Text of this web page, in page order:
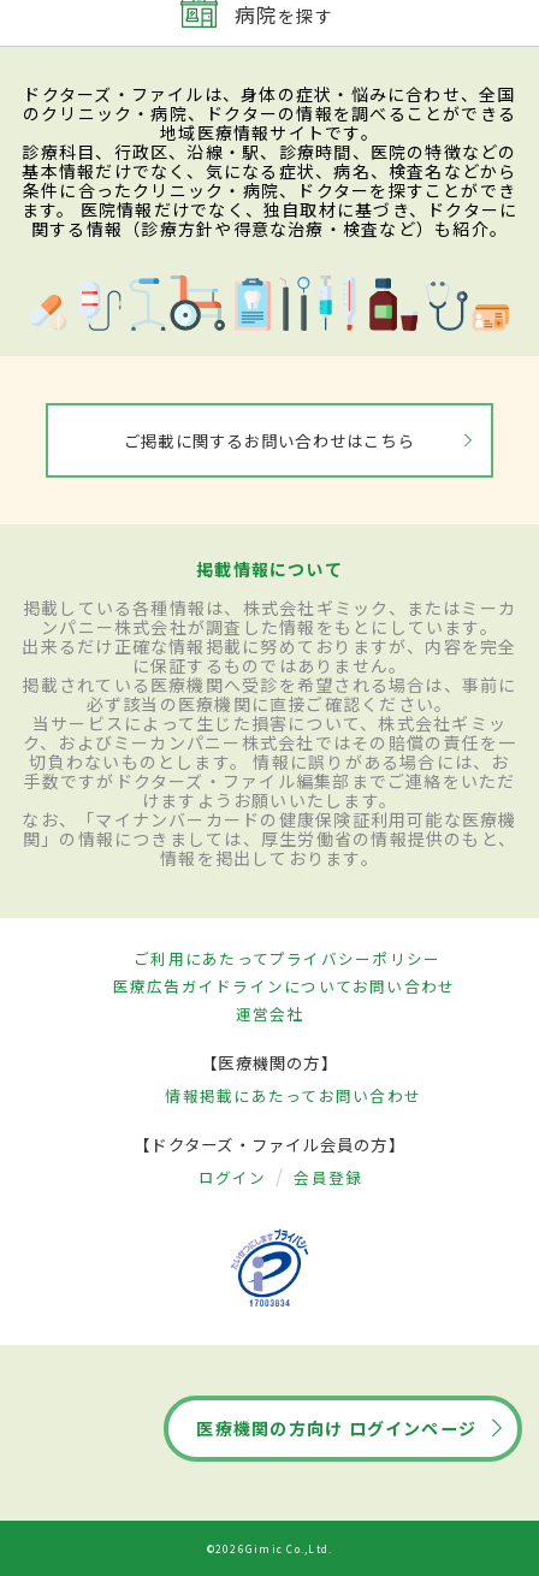
病院を探す
ドクターズ・ファイルは、身体の症状・悩みに合わせ、全国
のクリニック・病院、ドクターの情報を調べることができる
地域医療情報サイトです。
診療科目、行政区、沿線・駅、診療時間、医院の特徴などの
基本情報だけでなく、気になる症状、病名、検査名などから
条件に合ったクリニック・病院、ドクターを探すことができ
ます。 医院情報だけでなく、独自取材に基づき、ドクターに
関する情報（診療方針や得意な治療・検査など）も紹介。
ご掲載に関するお問い合わせはこちら
掲載情報について
掲載している各種情報は、株式会社ギミック、またはミーカ
ンパニー株式会社が調査した情報をもとにしています。
出来るだけ正確な情報掲載に努めておりますが、内容を完全
に保証するものではありません。
掲載されている医療機関へ受診を希望される場合は、事前に
必ず該当の医療機関に直接ご確認ください。
当サービスによって生じた損害について、株式会社ギミッ
ク、およびミーカンパニー株式会社ではその賠償の責任を一
切負わないものとします。 情報に誤りがある場合には、お
手数ですがドクターズ・ファイル編集部までご連絡をいただ
けますようお願いいたします。
なお、「マイナンバーカードの健康保険証利用可能な医療機
関」の情報につきましては、厚生労働省の情報提供のもと、
情報を掲出しております。
ご利用にあたってプライバシーポリシー
医療広告ガイドラインについてお問い合わせ
運営会社
【医療機関の方】
情報掲載にあたって お問い合わせ
【ドクターズ・ファイル会員の方】
ログイン 会員登録
医療機関の方向け ログインページ
©2026Gimic Co.,Ltd.